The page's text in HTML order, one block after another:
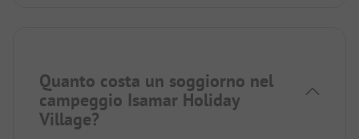
anche questo. Conclusione: una volta e mai più.
Quanto costa un soggiorno nel
campeggio Isamar Holiday
Village?